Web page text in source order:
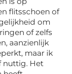
flitsschoen of
om
of zelfs
aanzienlijk
maar ik
nuttig. Het